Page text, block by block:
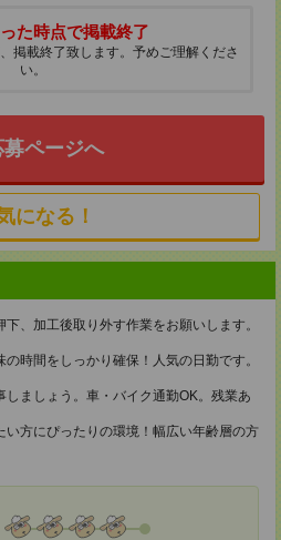
た時点で掲載終了
掲載終了致します。予めご理解くださ
い。
募ページへ
になる！
、加工後取り外す作業をお願いします。
時間をしっかり確保！人気の日勤です。
しましょう。車・バイク通勤OK。残業あ
方にぴったりの環境！幅広い年齢層の方